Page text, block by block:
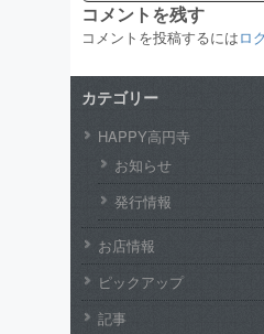
コメントを残す
コメントを投稿するにはロ
カテゴリー
HAPPY高円寺
お知らせ
発行情報
お店情報
ピックアップ
記事